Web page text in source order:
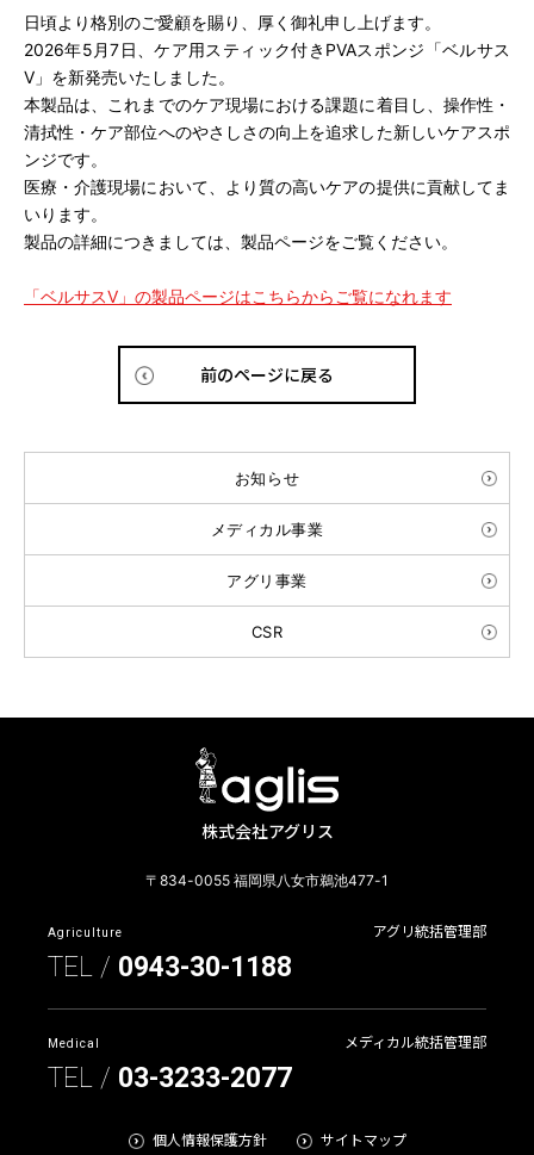
日頃より格別のご愛顧を賜り、厚く御礼申し上げます。
2026年5月7日、ケア用スティック付きPVAスポンジ「ベルサス
V」を新発売いたしました。
本製品は、これまでのケア現場における課題に着目し、操作性・
清拭性・ケア部位へのやさしさの向上を追求した新しいケアスポ
ンジです。
医療・介護現場において、より質の高いケアの提供に貢献してま
いります。
製品の詳細につきましては、製品ページをご覧ください。
「ベルサスV」の製品ページはこちらからご覧になれます
前のページに戻る
お知らせ
メディカル事業
アグリ事業
CSR
株式会社アグリス
〒834-0055 福岡県八女市鵜池477-1
Agriculture アグリ統括管理部
TEL / 0943-30-1188
Medical メディカル統括管理部
TEL / 03-3233-2077
個人情報保護方針 サイトマップ